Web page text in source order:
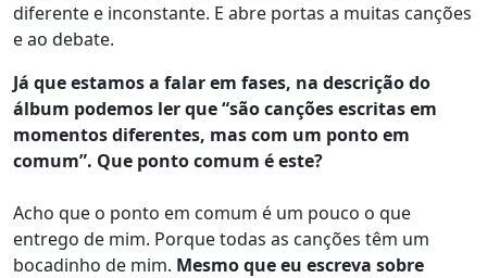
diferente e inconstante. E abre portas a muitas canções
e ao debate.
Já que estamos a falar em fases, na descrição do
álbum podemos ler que “são canções escritas em
momentos diferentes, mas com um ponto em
comum”. Que ponto comum é este?
Acho que o ponto em comum é um pouco o que
entrego de mim. Porque todas as canções têm um
bocadinho de mim. Mesmo que eu escreva sobre